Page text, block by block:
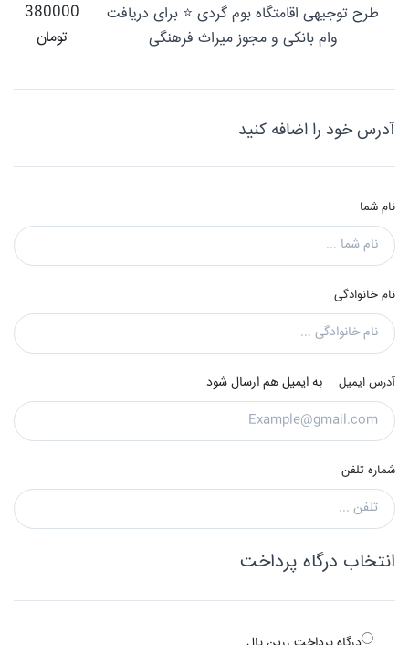
طرح توجیهی اقامتگاه بوم گردی ⭐ برای دریافت
وام بانکی و مجوز میراث فرهنگی
380000
تومان
آدرس خود را اضافه کنید
نام شما
نام خانوادگی
آدرس ایمیل به ایمیل هم ارسال شود
شماره تلفن
انتخاب درگاه پرداخت